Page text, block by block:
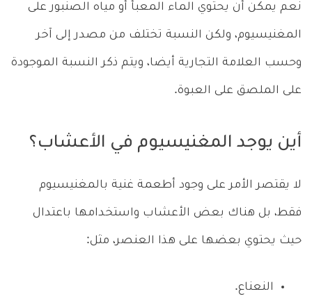
نعم يمكن أن يحتوي الماء المعبأ أو مياه الصنبور على
المغنيسيوم، ولكن النسبة تختلف من مصدر إلى آخر
وحسب العلامة التجارية أيضا، ويتم ذكر النسبة الموجودة
على الملصق على العبوة.
أين يوجد المغنيسيوم في الأعشاب؟
لا يقتصر الأمر على وجود أطعمة غنية بالمغنيسيوم
فقط، بل هناك بعض الأعشاب واستخدامها باعتدال
حيث يحتوي بعضها على هذا العنصر، مثل:
النعناع.